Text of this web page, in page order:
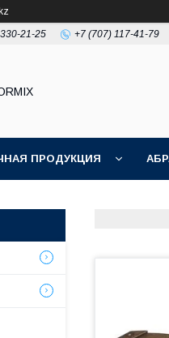
21-25 +7 (707) 117-41-79
ПРОДУКЦИЯ